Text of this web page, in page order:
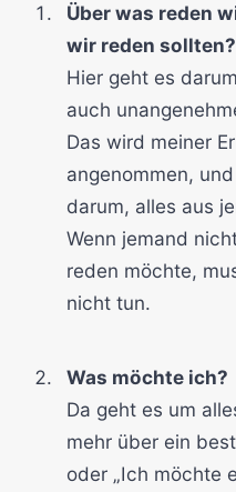
Über was reden
wir reden sollten?
Hier geht es
auch
Das wird meiner
angenommen,
darum, alles aus
Wenn jemand
reden möchte,
nicht tun.
Was möchte ich?
Da geht es um
mehr über ein
oder „Ich möchte